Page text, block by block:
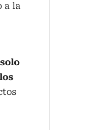
a la
solo